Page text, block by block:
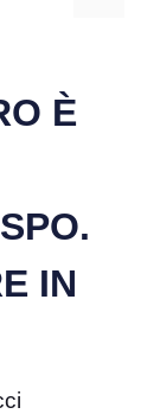
È
IN